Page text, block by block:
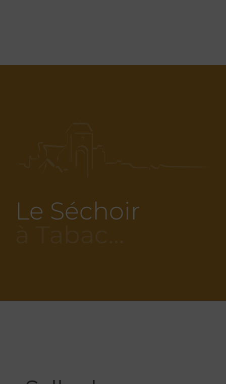
Le Séchoir